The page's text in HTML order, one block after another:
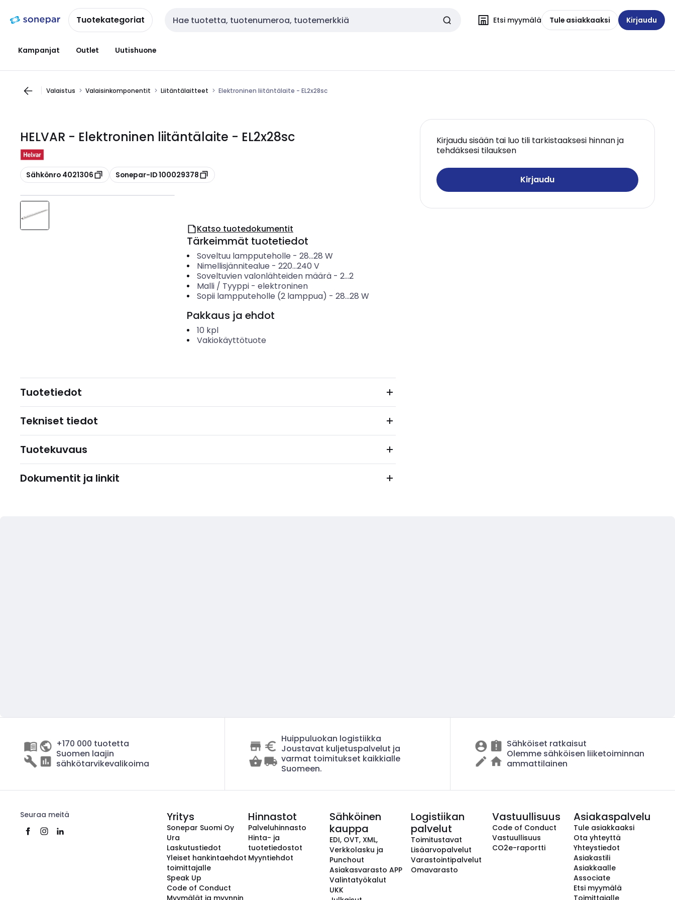
navigointiinsisältöönTuotekategoriat Haku Etsi myymälä Tule asiakkaaksi Kirjaudu
Kampanjat Outlet Uutishuone
Valaistus Valaisinkomponentit Liitäntälaitteet Elektroninen liitäntälaite - EL2x28sc
HELVAR - Elektroninen liitäntälaite - EL2x28sc
Kopioi
Sähkönro 4021306 Kopioi
Sonepar-ID 100029378
Kirjaudu sisään tai luo tili tarkistaaksesi hinnan ja
tehdäksesi tilauksen
Kirjaudu
Katso tuotedokumentit
Tärkeimmät tuotetiedot
Soveltuu lampputeholle - 28...28 W
Nimellisjännitealue - 220...240 V
Soveltuvien valonlähteiden määrä- 2...2
Malli / Tyyppi- elektroninen
Sopii lampputeholle (2 lamppua) - 28...28 W
Pakkaus ja ehdot
10 kpl
Vakiokäyttötuote
Tuotetiedot
Tekniset tiedot
Tuotekuvaus
Dokumentit ja linkit
+170 000 tuotetta
Suomen laajin
sähkötarvikevalikoima
Huippuluokan logistiikka
Joustavat kuljetuspalvelut ja
varmat toimitukset kaikkialle
Suomeen.
Sähköiset ratkaisut
Olemme sähköisen liiketoiminnan
ammattilainen
Seuraa meitä Yritys
Sonepar Suomi Oy
Ura
Laskutustiedot
Yleiset hankintaehdot
toimittajalle
Speak Up
Code of Conduct
Myymälät ja myynnin
Hinnastot
Palveluhinnasto
Hinta- ja
tuotetiedostot
Myyntiehdot
Sähköinen
kauppa
EDI, OVT, XML,
Verkkolasku ja
Punchout
Asiakasvarasto APP
Valintatyökalut
UKK
Logistiikan
palvelut
Toimitustavat
Lisäarvopalvelut
Varastointipalvelut
Omavarasto
Vastuullisuus
Code of Conduct
Vastuullisuus
CO2e-raportti
Asiakaspalvelu
Tule asiakkaaksi
Ota yhteyttä
Yhteystiedot
Asiakastili
Asiakkaalle
Associate
Etsi myymälä
Toimittajalle